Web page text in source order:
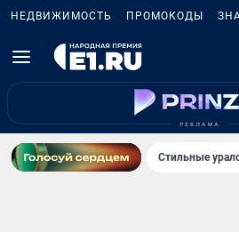
НЕДВИЖИМОСТЬ ПРОМОКОДЫ
Стильные